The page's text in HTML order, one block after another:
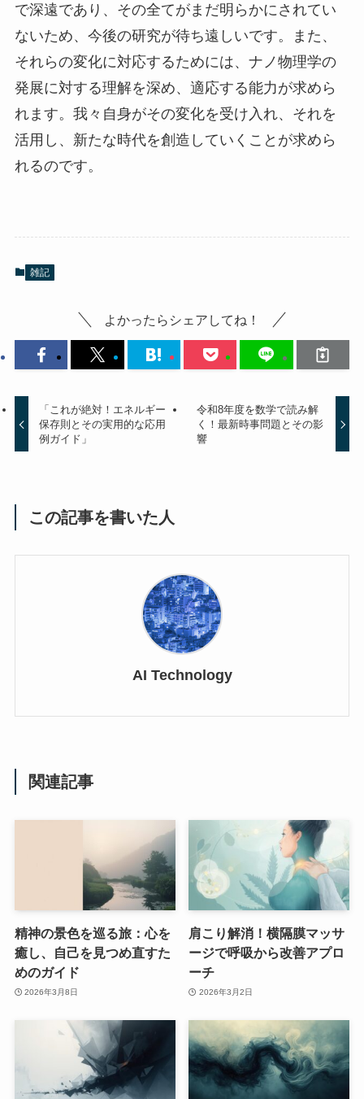
で深遠であり、その全てがまだ明らかにされてい
ないため、今後の研究が待ち遠しいです。また、
それらの変化に対応するためには、ナノ物理学の
発展に対する理解を深め、適応する能力が求めら
れます。我々自身がその変化を受け入れ、それを
活用し、新たな時代を創造していくことが求めら
れるのです。
雑記
よかったらシェアしてね！
「これが絶対！エネルギー
保存則とその実用的な応用
例ガイド」
令和8年度を数学で読み解
く！最新時事問題とその影
響
この記事を書いた人
AI Technology
関連記事
精神の景色を巡る旅：心を
癒し、自己を見つめ直すた
めのガイド
2026年3月8日
肩こり解消！横隔膜マッサ
ージで呼吸から改善アプロ
ーチ
2026年3月2日